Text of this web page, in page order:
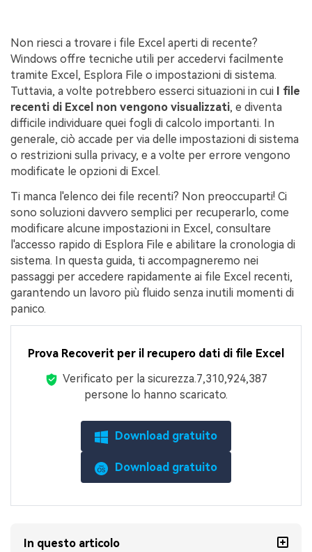
Non riesci a trovare i file Excel aperti di recente?
Windows offre tecniche utili per accedervi facilmente
tramite Excel, Esplora File o impostazioni di sistema.
Tuttavia, a volte potrebbero esserci situazioni in cui I file
recenti di Excel non vengono visualizzati, e diventa
difficile individuare quei fogli di calcolo importanti. In
generale, ciò accade per via delle impostazioni di sistema
o restrizioni sulla privacy, e a volte per errore vengono
modificate le opzioni di Excel.
Ti manca l'elenco dei file recenti? Non preoccuparti! Ci
sono soluzioni davvero semplici per recuperarlo, come
modificare alcune impostazioni in Excel, consultare
l'accesso rapido di Esplora File e abilitare la cronologia di
sistema. In questa guida, ti accompagneremo nei
passaggi per accedere rapidamente ai file Excel recenti,
garantendo un lavoro più fluido senza inutili momenti di
panico.
Prova Recoverit per il recupero dati di file Excel
Verificato per la sicurezza.7,310,935persone lo
hanno scaricato.
Download gratuito
Download gratuito
In questo articolo